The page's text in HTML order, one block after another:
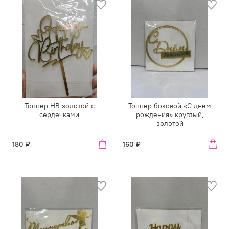
Топпер HB золотой с
сердечками
180 ₽
Топпер боковой «С днем
рождения» круглый,
золотой
160 ₽